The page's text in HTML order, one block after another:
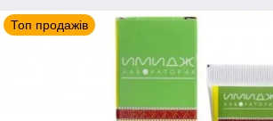
Топ продажів